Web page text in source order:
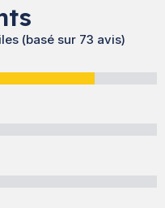
(basé sur 73 avis)